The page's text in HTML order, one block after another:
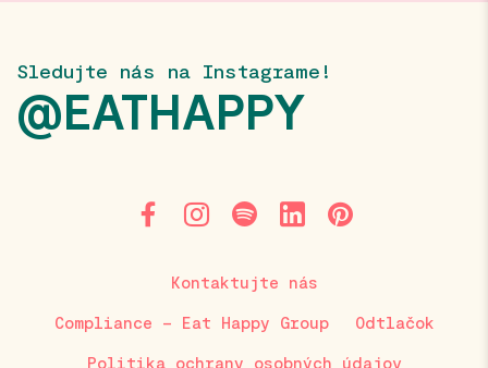
Sledujte nás na Instagrame!
@EATHAPPY
Kontaktujte nás
Compliance – Eat Happy Group Odtlačok
Politika ochrany osobných údajov